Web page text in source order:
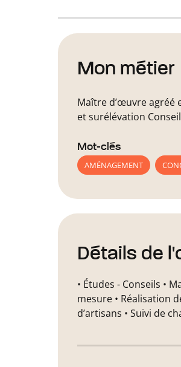
Mon métier
Maître d’œuvre
et surélévation
Mot-clés
AMÉNAGEMENT
Détails de
• Études - Conseils •
mesure • Réalisation
d’artisans • Suivi de